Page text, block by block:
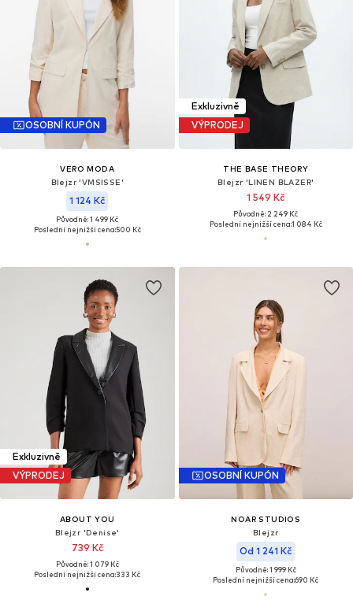
OSOBNÍ KUPÓN
VERO MODA
Blejzr 'VMSISSE'
1 124 Kč
Původně: 1 499 Kč
Poslední nejnižší cena:500 Kč
Exkluzivně
VÝPRODEJ
THE BASE THEORY
Blejzr 'LINEN BLAZER'
1 549 Kč
Původně: 2 249 Kč
Poslední nejnižší cena:1 084 Kč
Exkluzivně
VÝPRODEJ
ABOUT YOU
Blejzr 'Denise'
739 Kč
Původně: 1 079 Kč
Poslední nejnižší cena:333 Kč
OSOBNÍ KUPÓN
NOAR STUDIOS
Blejzr
Od 1 241 Kč
Původně: 1 999 Kč
Poslední nejnižší cena:690 Kč